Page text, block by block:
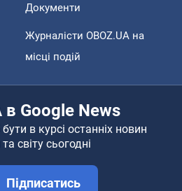
Документи
Журналісти OBOZ.UA на
місці подій
в Google News
в курсі останніх новин
світу сьогодні
Підписатись